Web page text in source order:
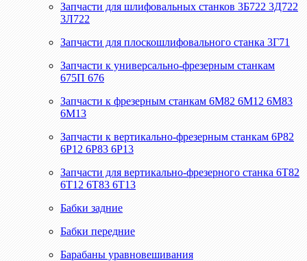
Запчасти для шлифовальных станков 3Б722 3Д722
3Л722
Запчасти для плоскошлифовального станка 3Г71
Запчасти к универсально-фрезерным станкам
675П 676
Запчасти к фрезерным станкам 6М82 6М12 6М83
6М13
Запчасти к вертикально-фрезерным станкам 6Р82
6Р12 6Р83 6Р13
Запчасти для вертикально-фрезерного станка 6Т82
6Т12 6Т83 6Т13
Бабки задние
Бабки передние
Барабаны уравновешивания